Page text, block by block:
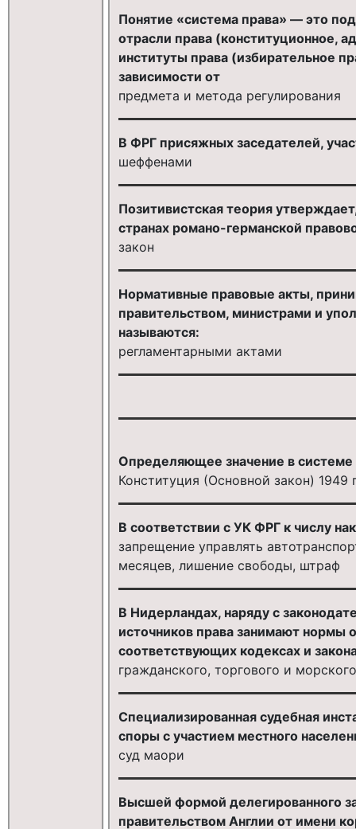
Понятие «система права» — это
отрасли права (конституционное,
институты права (избирательное
зависимости от
предмета и метода регулирования
В ФРГ присяжных заседателей,
шеффенами
Позитивистская теория
странах романо-германской
закон
Нормативные правовые акты,
правительством, министрами и
называются:
регламентарными актами
Определяющее значение в
Конституция (Основной закон) 1949
В соответствии с УК ФРГ к числу
запрещение управлять
месяцев, лишение свободы, штраф
В Нидерландах, наряду с
источников права занимают нормы
соответствующих кодексах и
гражданского, торгового и морского
Специализированная судебная
споры с участием местного
суд маори
Высшей формой делегированного
правительством Англии от имени